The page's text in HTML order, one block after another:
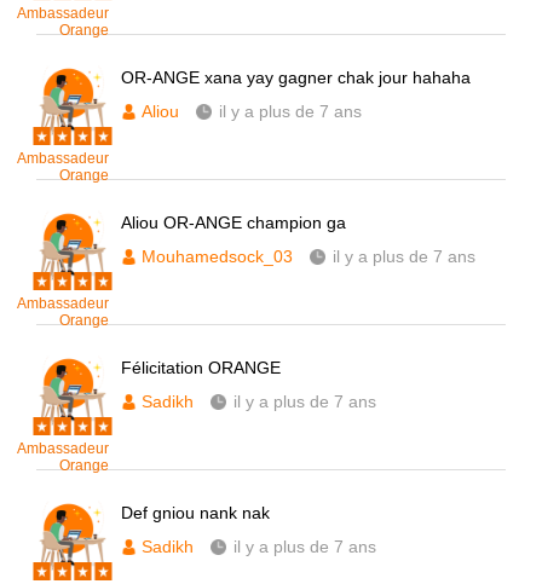
Ambassadeur
Orange
Ambassadeur
Orange
OR-ANGE xana yay gagner chak jour hahaha
Aliou
il y a plus de 7 ans
Ambassadeur
Orange
Aliou OR-ANGE champion ga
Mouhamedsock_03
il y a plus de 7 ans
Ambassadeur
Orange
Félicitation ORANGE
Sadikh
il y a plus de 7 ans
Def gniou nank nak
Sadikh
il y a plus de 7 ans